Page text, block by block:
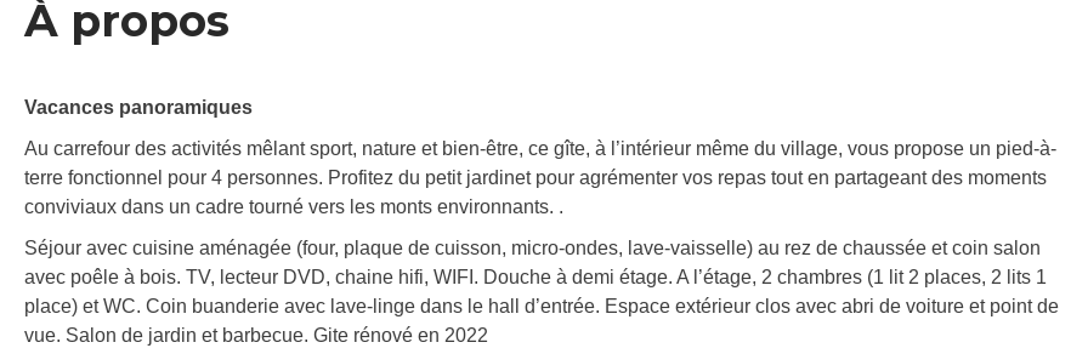
À propos
Vacances panoramiques
Au carrefour des activités mêlant sport, nature et bien-être, ce gîte, à l’intérieur même du village, vous propose un pied-à-
terre fonctionnel pour 4 personnes. Profitez du petit jardinet pour agrémenter vos repas tout en partageant des moments
conviviaux dans un cadre tourné vers les monts environnants. .
Séjour avec cuisine aménagée (four, plaque de cuisson, micro-ondes, lave-vaisselle) au rez de chaussée et coin salon
avec poêle à bois. TV, lecteur DVD, chaine hifi, WIFI. Douche à demi étage. A l’étage, 2 chambres (1 lit 2 places, 2 lits 1
place) et WC. Coin buanderie avec lave-linge dans le hall d’entrée. Espace extérieur clos avec abri de voiture et point de
vue. Salon de jardin et barbecue. Gite rénové en 2022